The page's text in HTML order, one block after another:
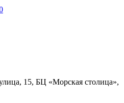
15, БЦ «Морская столица»,